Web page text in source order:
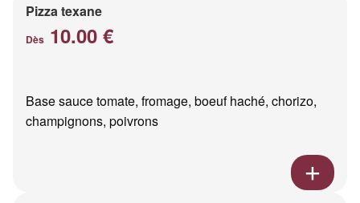
Pizza texane
Dès 10.00 €
Base sauce tomate, fromage, boeuf haché, chorizo,
champignons, poivrons